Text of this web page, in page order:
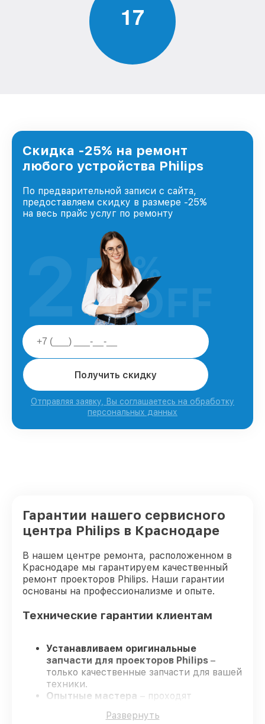
17
Скидка -25% на ремонт
любого устройства Philips
По предварительной записи с сайта,
предоставляем скидку в размере -25%
на весь прайс услуг по ремонту
Получить скидку
Отправляя заявку, Вы соглашаетесь на обработку
персональных данных
25%
OFF
Гарантии нашего сервисного
центра Philips в Краснодаре
В нашем центре ремонта, расположенном в
Краснодаре мы гарантируем качественный
ремонт проекторов Philips. Наши гарантии
основаны на профессионализме и опыте.
Технические гарантии клиентам
Устанавливаем оригинальные
запчасти для проекторов Philips –
только качественные запчасти для вашей
техники.
Опытные мастера – проходят
что обеспечивает гарантированно
Развернуть